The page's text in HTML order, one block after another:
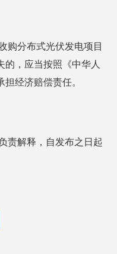
购分布式光伏发电项目
的，应当按照《中华人
经济赔偿责任。
责解释，自发布之日起